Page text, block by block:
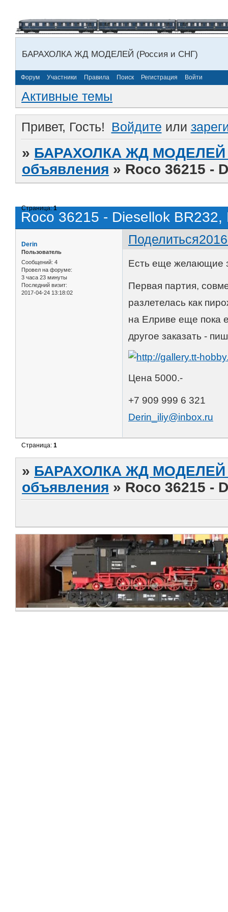
БАРАХОЛКА ЖД МОДЕЛЕЙ (Россия и СНГ)
Форум Участники Правила Поиск Регистрация Войти
Активные темы
Привет, Гость! Войдите или
» БАРАХОЛКА ЖД МОДЕЛЕЙ
объявления » Roco 36215 -
Roco 36215 - Diesellok BR232,
Страница:1
Поделиться
Derin
Пользователь
Сообщений: 4
Провел на форуме:
3 часа 23 минуты
Последний визит:
2017-04-24 13:18:02
Есть еще желающие
Первая партия,
разлетелась как
на Елриве еще пока
другое заказать -
Цена 5000.-
+7 909 999 6 321
Derin_iliy@inbox.ru
Страница:1
» БАРАХОЛКА ЖД МОДЕЛЕЙ
объявления » Roco 36215 -